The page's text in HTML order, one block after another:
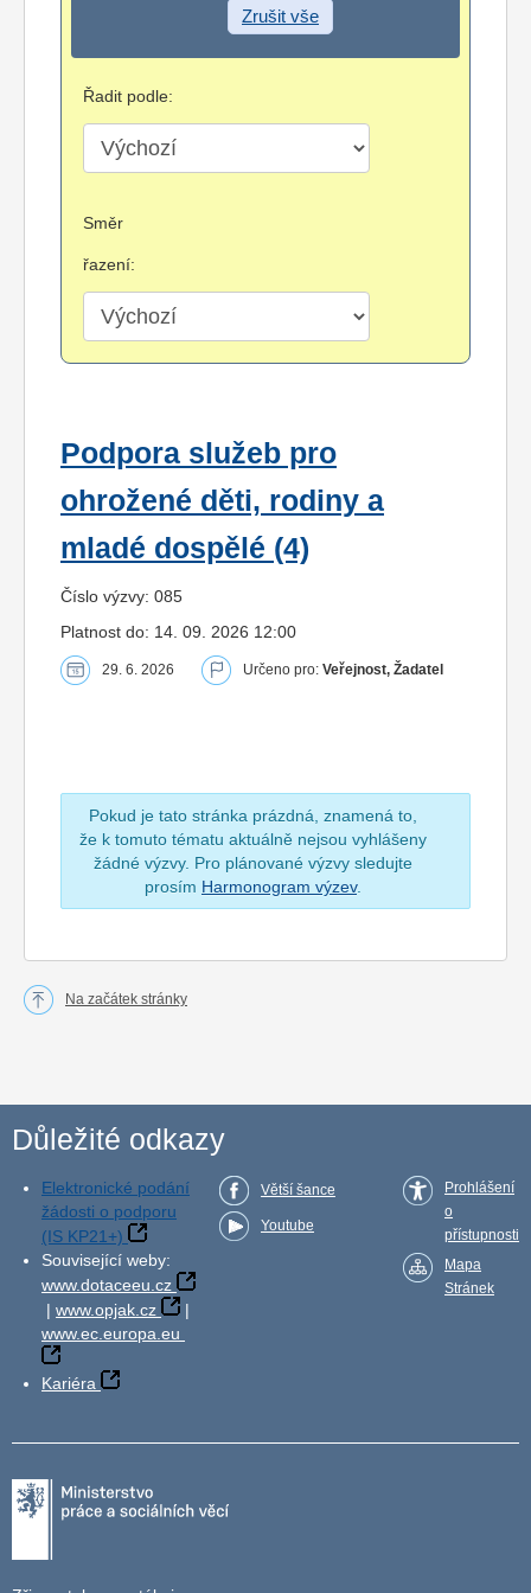
Zrušit vše
Řadit podle:
Směr
řazení:
Podpora služeb pro
ohrožené děti, rodiny a
mladé dospělé (4)
Číslo výzvy: 085
Platnost do: 14. 09. 2026 12:00
29. 6. 2026 Určeno pro: Veřejnost, Žadatel
Pokud je tato stránka prázdná, znamená to,
že k tomuto tématu aktuálně nejsou vyhlášeny
žádné výzvy. Pro plánované výzvy sledujte
prosím Harmonogram výzev.
Na začátek stránky
Důležité odkazy
Elektronické podání
žádosti o podporu
(IS KP21+)
Související weby:
www.dotaceeu.cz
| www.opjak.cz
|
www.ec.europa.eu
Kariéra
Větší šance
Youtube
Prohlášení
o
přístupnosti
Mapa
Stránek